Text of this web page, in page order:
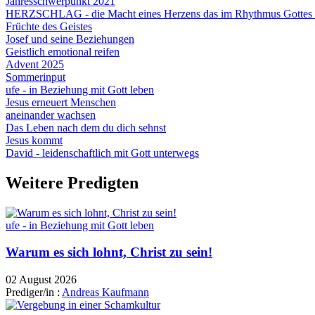
HERZSCHLAG - die Macht eines Herzens das im Rhythmus Gottes
Früchte des Geistes
Josef und seine Beziehungen
Geistlich emotional reifen
Advent 2025
Sommerinput
ufe - in Beziehung mit Gott leben
Jesus erneuert Menschen
aneinander wachsen
Das Leben nach dem du dich sehnst
Jesus kommt
David - leidenschaftlich mit Gott unterwegs
Weitere Predigten
ufe - in Beziehung mit Gott leben
Warum es sich lohnt, Christ zu sein!
02 August 2026
Prediger/in : Andreas Kaufmann